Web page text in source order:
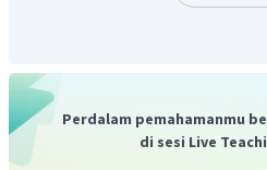
Diperoleh diskon kacamata
sehingga uang yang harus
Perdalam pemahamanmu
di sesi Live